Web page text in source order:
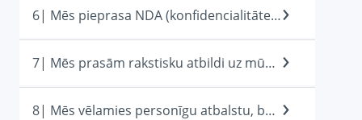
6| Mēs pieprasa NDA (konfidencialitātes līgumu)
7| Mēs prasām rakstisku atbildi uz mūsu jautājumiem.
8| Mēs vēlamies personīgu atbalstu, bet bez izmaksām.